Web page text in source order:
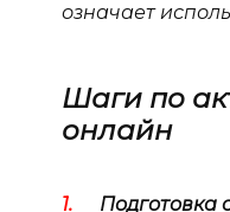
означает
Шаги по
онлайн
Подготовка